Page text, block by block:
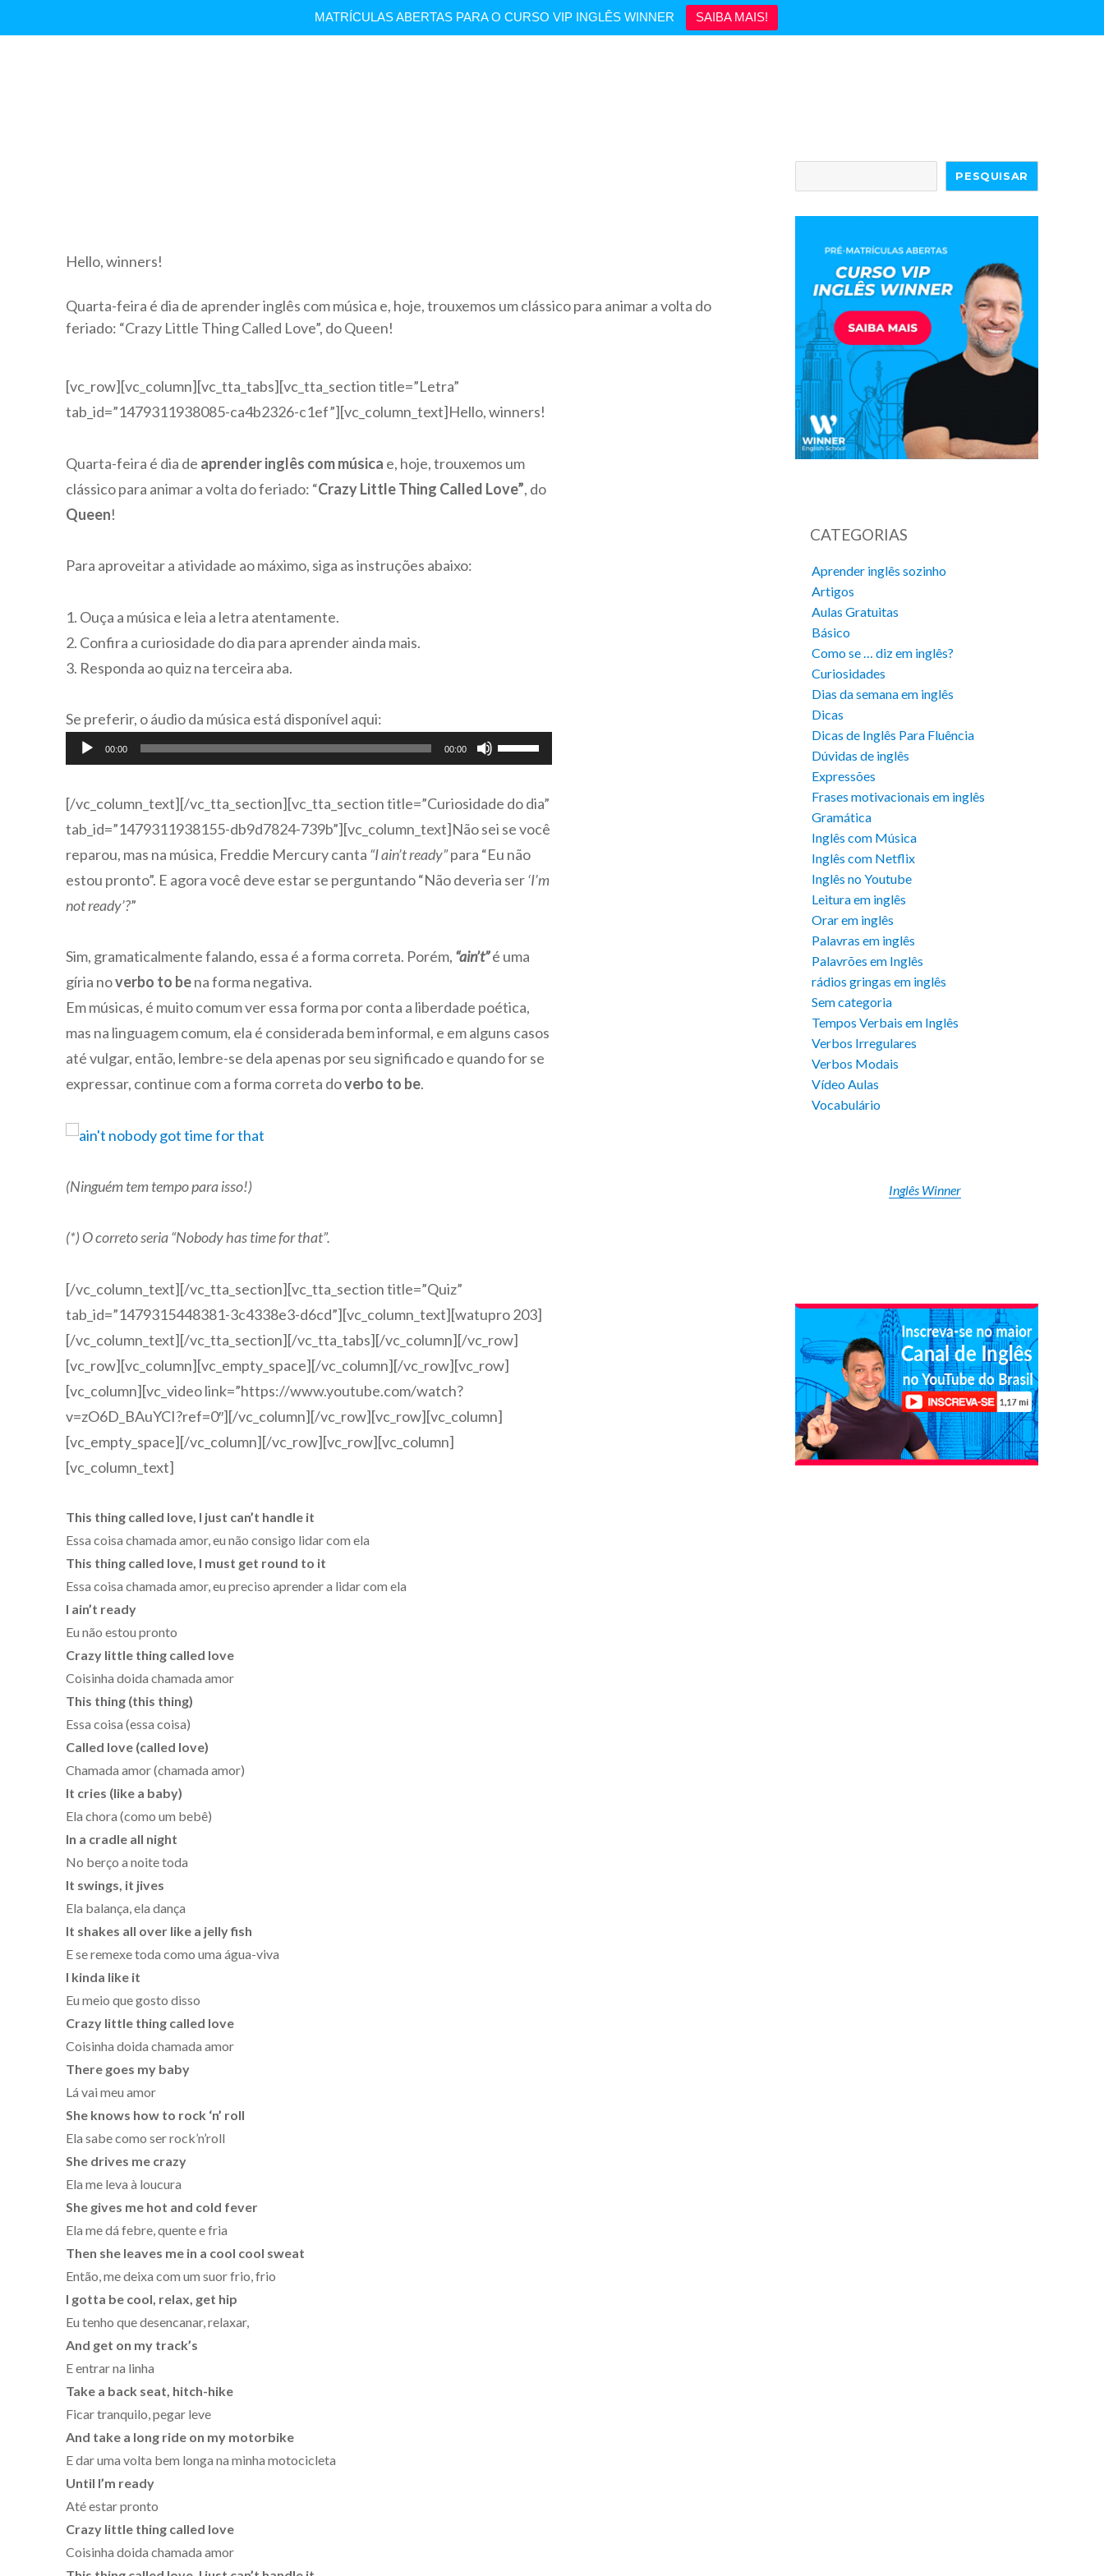
MATRÍCULAS ABERTAS PARA O CURSO VIP INGLÊS WINNER SAIBA MAIS!
Hello, winners!
Quarta-feira é dia de aprender inglês com música e, hoje, trouxemos um clássico para animar a volta do
feriado: “Crazy Little Thing Called Love”, do Queen!
[vc_row][vc_column][vc_tta_tabs][vc_tta_section title=”Letra”
tab_id=”1479311938085-ca4b2326-c1ef”][vc_column_text]Hello, winners!
Quarta-feira é dia de aprender inglês com música e, hoje, trouxemos um
clássico para animar a volta do feriado: “Crazy Little Thing Called Love”, do
Queen!
Para aproveitar a atividade ao máximo, siga as instruções abaixo:
1. Ouça a música e leia a letra atentamente.
2. Confira a curiosidade do dia para aprender ainda mais.
3. Responda ao quiz na terceira aba.
Se preferir, o áudio da música está disponível aqui:
Tocador
de
áudio
00:00 00:00
Use
as
setas
para
cima
para
ou
[/vc_column_text][/vc_tta_section][vc_tta_section title=”Curiosidade do dia”
tab_id=”1479311938155-db9d7824-739b”][vc_column_text]Não sei se você
reparou, mas na música, Freddie Mercury canta “I ain’t ready”para “Eu não
estou pronto”. E agora você deve estar se perguntando “Não deveria ser‘I’m
not ready’?”
Sim, gramaticalmente falando, essa é a forma correta. Porém, “ain’t”é uma
gíria noverbo to bena forma negativa.
Em músicas, é muito comum ver essa forma por conta a liberdade poética,
mas na linguagem comum, ela é considerada bem informal, e em alguns casos
até vulgar, então, lembre-se dela apenas por seu significado e quando for se
expressar, continue com a forma correta doverbo to be.
(Ninguém tem tempo para isso!)
(*) O correto seria “Nobody has time for that”.
[/vc_column_text][/vc_tta_section][vc_tta_section title=”Quiz”
tab_id=”1479315448381-3c4338e3-d6cd”][vc_column_text][watupro 203]
[/vc_column_text][/vc_tta_section][/vc_tta_tabs][/vc_column][/vc_row]
[vc_row][vc_column][vc_empty_space][/vc_column][/vc_row][vc_row]
[vc_column][vc_video link=”https://www.youtube.com/watch?
v=zO6D_BAuYCI?ref=0″][/vc_column][/vc_row][vc_row][vc_column]
[vc_empty_space][/vc_column][/vc_row][vc_row][vc_column]
[vc_column_text]
This thing called love, I just can’t handle it
Essa coisa chamada amor, eu não consigo lidar com ela
This thing called love, I must get round to it
Essa coisa chamada amor, eu preciso aprender a lidar com ela
I ain’t ready
Eu não estou pronto
Crazy little thing called love
Coisinha doida chamada amor
This thing (this thing)
Essa coisa (essa coisa)
Called love (called love)
Chamada amor (chamada amor)
It cries (like a baby)
Ela chora (como um bebê)
In a cradle all night
No berço a noite toda
It swings, it jives
Ela balança, ela dança
It shakes all over like a jelly fish
E se remexe toda como uma água-viva
I kinda like it
Eu meio que gosto disso
Crazy little thing called love
Coisinha doida chamada amor
There goes my baby
Lá vai meu amor
She knows how to rock ‘n’ roll
Ela sabe como ser rock’n’roll
She drives me crazy
Ela me leva à loucura
She gives me hot and cold fever
Ela me dá febre, quente e fria
Then she leaves me in a cool cool sweat
Então, me deixa com um suor frio, frio
I gotta be cool, relax, get hip
Eu tenho que desencanar, relaxar,
And get on my track’s
E entrar na linha
Take a back seat, hitch-hike
Ficar tranquilo, pegar leve
And take a long ride on my motorbike
E dar uma volta bem longa na minha motocicleta
Until I’m ready
Até estar pronto
Crazy little thing called love
Coisinha doida chamada amor
PESQUISAR
CATEGORIAS
Aprender inglês sozinho
Artigos
Aulas Gratuitas
Básico
Como se … diz em inglês?
Curiosidades
Dias da semana em inglês
Dicas
Dicas de Inglês Para Fluência
Dúvidas de inglês
Expressões
Frases motivacionais em inglês
Gramática
Inglês com Música
Inglês com Netflix
Inglês no Youtube
Leitura em inglês
Orar em inglês
Palavras em inglês
Palavrões em Inglês
rádios gringas em inglês
Sem categoria
Tempos Verbais em Inglês
Verbos Irregulares
Verbos Modais
Vídeo Aulas
Vocabulário
Inglês Winner